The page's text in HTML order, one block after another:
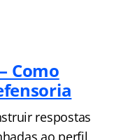
Como
respostas
ao perfil